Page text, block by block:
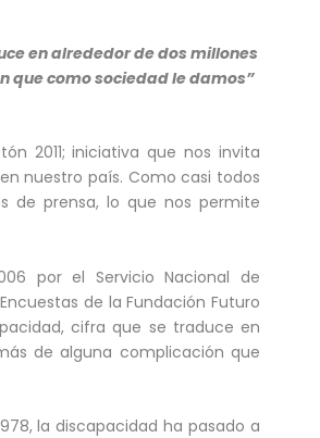
en alrededor de dos millones
que como sociedad le damos”
2011; iniciativa que nos invita
nuestro país. Como casi todos
de prensa, lo que nos permite
por el Servicio Nacional de
de la Fundación Futuro
cifra que se traduce en
de alguna complicación que
la discapacidad ha pasado a